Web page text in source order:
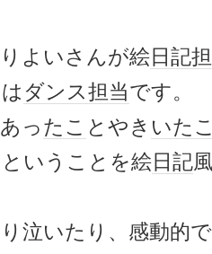
よいさんが絵日記
ダンス担当です。
ったこ とやき いた
いうことを絵日記
泣いたり、感動的で